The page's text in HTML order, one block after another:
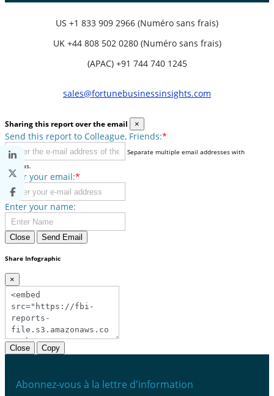
US +1 833 909 2966 (Numéro sans frais)
UK +44 808 502 0280 (Numéro sans frais)
(APAC) +91 744 740 1245
sales@fortunebusinessinsights.com
Sharing this report over the email ×
Send this report to Colleague, Friends:*
Separate multiple email addresses with
commas.
Enter your email:*
Enter your name:
Close Send Email
Share Infographic
×
Close Copy
Abonnez-vous à la lettre d'information